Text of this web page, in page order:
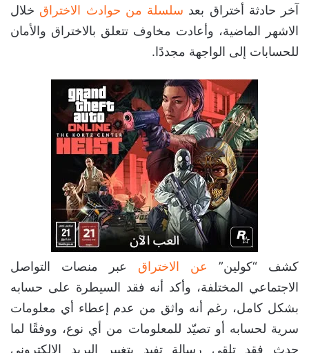
آخر حادثة أختراق بعد سلسلة من حوادث الاختراق خلال
الاشهر الماضية، وأعادت مخاوف تتعلق بالاختراق والأمان
للحسابات إلى الواجهة مجددًا.
كشف “كولين” عن الاختراق عبر منصات التواصل
الاجتماعي المختلفة، وأكد أنه فقد السيطرة على حسابه
بشكل كامل، رغم أنه واثق من عدم إعطاء أي معلومات
سرية لحسابه أو تصيّد للمعلومات من أي نوع، ووفقًا لما
حدث فقد تلقى رسالة تفيد بتغيير البريد الإلكتروني